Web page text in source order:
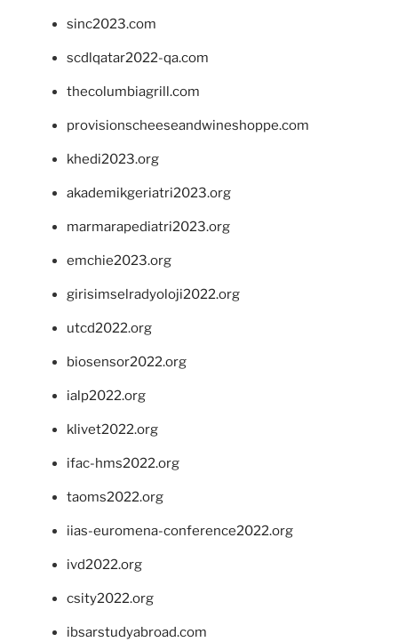
sinc2023.com
scdlqatar2022-qa.com
thecolumbiagrill.com
provisionscheeseandwineshoppe.com
khedi2023.org
akademikgeriatri2023.org
marmarapediatri2023.org
emchie2023.org
girisimselradyoloji2022.org
utcd2022.org
biosensor2022.org
ialp2022.org
klivet2022.org
ifac-hms2022.org
taoms2022.org
iias-euromena-conference2022.org
ivd2022.org
csity2022.org
ibsarstudyabroad.com